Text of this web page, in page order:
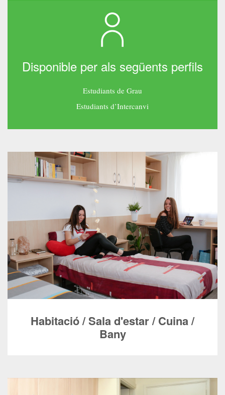
Disponible per als següents perfils
Estudiants de Grau
Estudiants d’Intercanvi
Habitació / Sala d'estar / Cuina /
Bany